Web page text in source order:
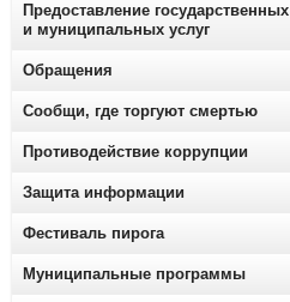
Предоставление государственных
и муниципальных услуг
Обращения
Сообщи, где торгуют смертью
Противодействие коррупции
Защита информации
Фестиваль пирога
Муниципальные программы